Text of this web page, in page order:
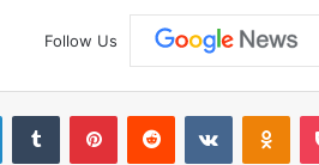
Follow Us
LinkedInTumblr PinterestReddit VKontakte